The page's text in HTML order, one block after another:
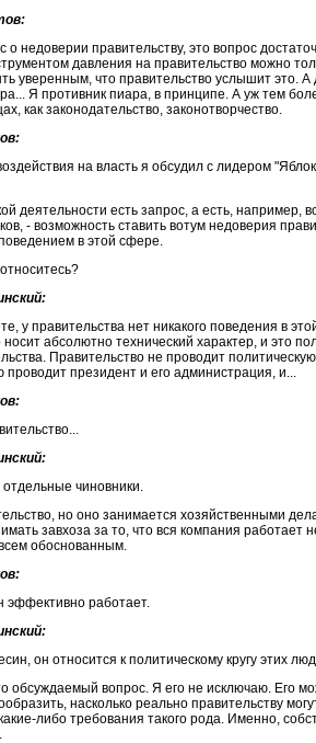
о недоверии правительству, это вопрос
давления на правительство можно
уверенным, что правительство услышит это. А
Я противник пиара, в принципе. А уж тем
как законодательство, законотворчество.
на власть я обсудил с лидером
деятельности есть запрос, а есть, например,
- возможность ставить вотум недоверия
в этой сфере.
у правительства нет никакого поведения в
носит абсолютно технический характер, и это
Правительство не проводит
проводит президент и его администрация, и...
отдельные чиновники.
но оно занимается хозяйственными
завхоза за то, что вся компания работает
обоснованным.
эффективно работает.
он относится к политическому кругу этих
обсуждаемый вопрос. Я его не исключаю. Его
насколько реально правительству
либо требования такого рода. Именно,